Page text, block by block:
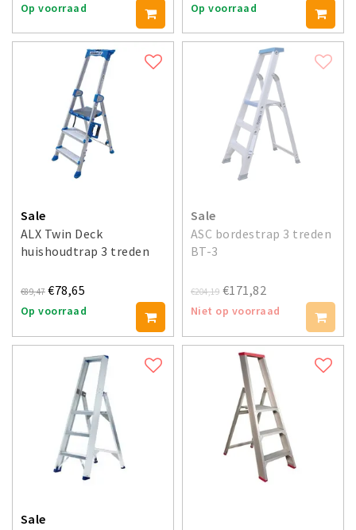
Op voorraad Op voorraad
Sale
ALX Twin Deck
huishoudtrap 3 treden
€89,47 €78,65
Op voorraad
Sale
ASC bordestrap 3 treden
BT-3
€204,19 €171,82
Niet op voorraad
Sale